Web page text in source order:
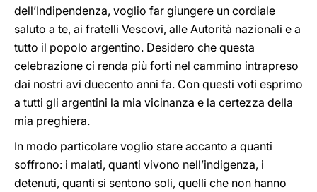
dell’Indipendenza, voglio far giungere un cordiale
saluto a te, ai fratelli Vescovi, alle Autorità nazionali e a
tutto il popolo argentino. Desidero che questa
celebrazione ci renda più forti nel cammino intrapreso
dai nostri avi duecento anni fa. Con questi voti esprimo
a tutti gli argentini la mia vicinanza e la certezza della
mia preghiera.
In modo particolare voglio stare accanto a quanti
soffrono: i malati, quanti vivono nell’indigenza, i
detenuti, quanti si sentono soli, quelli che non hanno